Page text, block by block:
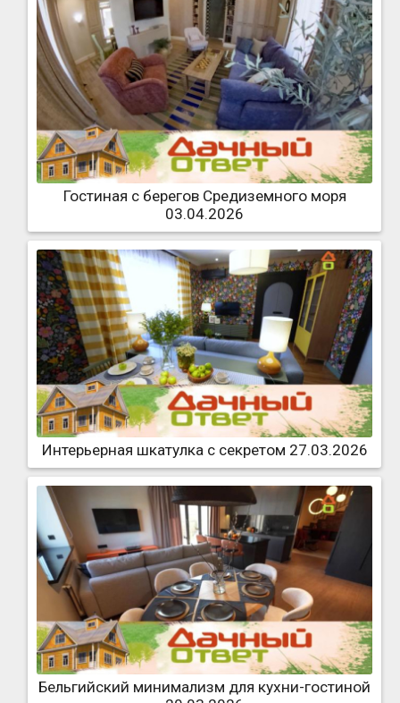
Гостиная с берегов Средиземного моря
03.04.2026
Интерьерная шкатулка с секретом 27.03.2026
Бельгийский минимализм для кухни-гостиной